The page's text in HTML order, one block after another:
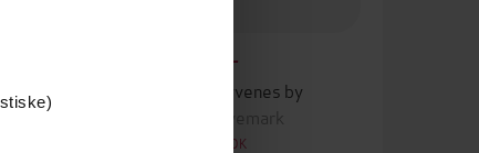
99,-
Bamse og tyvenes by
Tomas Tivemark
LYDBOK